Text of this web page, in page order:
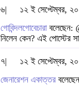
৬|
১২ ই সেপ্টেম্বর,
গোবিন্দলগোবেচারাবলেছেন:
নিলেন কেন? এই পোস্টের
৭|
১২ ই সেপ্টেম্বর,
জেনারেশন একাত্তর